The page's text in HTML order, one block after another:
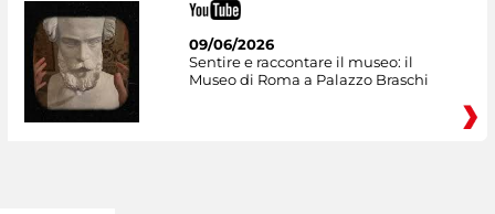
09/06/2026
Sentire e raccontare il museo: il
Museo di Roma a Palazzo Braschi